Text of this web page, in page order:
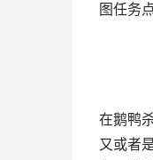
图任务
在鹅鸭
又或者